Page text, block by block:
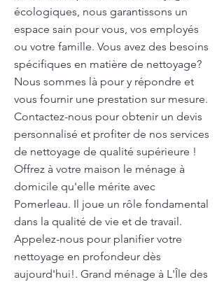
écologiques, nous garantissons un
espace sain pour vous, vos employés
ou votre famille. Vous avez des besoins
spécifiques en matière de nettoyage?
Nous sommes là pour y répondre et
vous fournir une prestation sur mesure.
Contactez-nous pour obtenir un devis
personnalisé et profiter de nos services
de nettoyage de qualité supérieure !
Offrez à votre maison le ménage à
domicile qu'elle mérite avec
Pomerleau. Il joue un rôle fondamental
dans la qualité de vie et de travail.
Appelez-nous pour planifier votre
nettoyage en profondeur dès
aujourd'hui!. Grand ménage à L'Île des